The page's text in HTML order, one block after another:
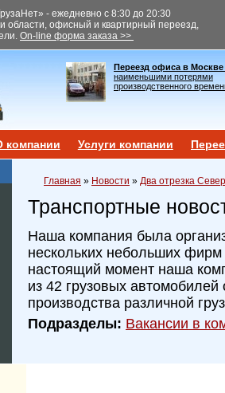
- ежедневно с 8:30 до 20:30
области, офисный и квартирный переезд,
On-line форма заказа >>
Переезд офиса в Москве
наименьшими потерями
производственного
компании Услуги компании
Главная » Новости » Два отрезка
Транспортные
Наша компания была
нескольких небольших фирм
настоящий момент наша
из 42 грузовых автомобилей
производства различной
Подразделы: Вакансии в